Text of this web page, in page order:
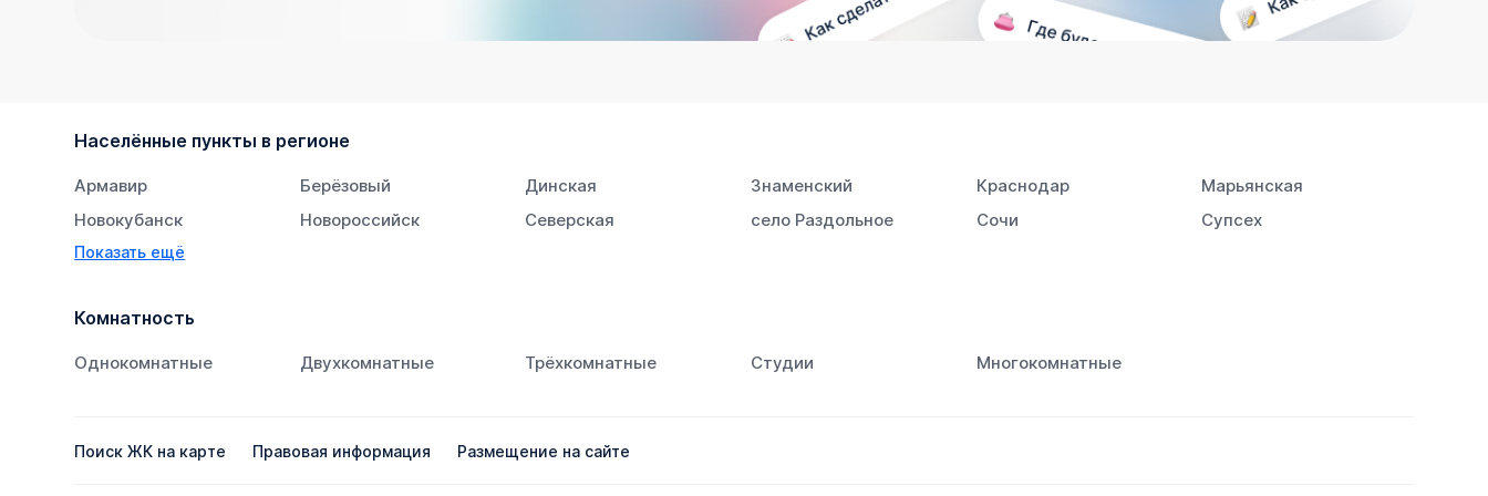
Населённые пункты в регионе
Армавир Берёзовый Динская Знаменский Краснодар
Марьянская
Новокубанск
Новороссийск Северская село Раздольное Сочи
Супсех
Тихорецк
Показать ещё
Комнатность
Однокомнатные Двухкомнатные Трёхкомнатные Студии Многокомнатные
Поиск ЖК на карте Правовая информация Размещение на сайте